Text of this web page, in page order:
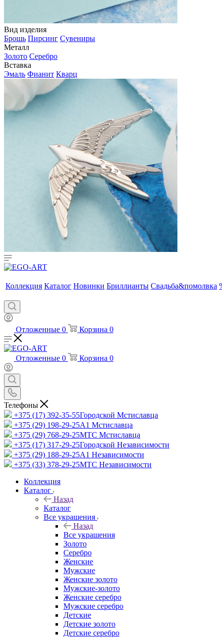
Вид изделия
Брошь Пирсинг Сувениры
Металл
Золото Серебро
Вставка
Эмаль Фианит Кварц
Коллекция Каталог Новинки Бриллианты Свадьба&помолвка
Отложенные 0 Корзина 0
Отложенные 0 Корзина 0
Телефоны
+375 (17) 392-35-55Городской Мстиславца
+375 (29) 198-29-25A1 Мстиславца
+375 (29) 768-29-25МТС Мстиславца
+375 (17) 317-29-25Городской Независимости
+375 (29) 188-29-25A1 Независимости
+375 (33) 378-29-25МТС Независимости
Коллекция
Каталог
Назад
Каталог
Все украшения
Назад
Все украшения
Золото
Серебро
Женские
Мужские
Женские золото
Мужские-золото
Женские серебро
Мужские серебро
Детские
Детские золото
Детские серебро